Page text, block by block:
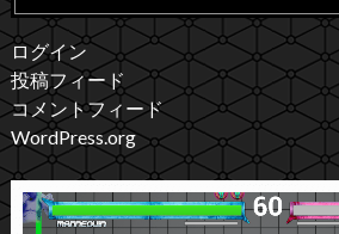
ログイン
投稿フィード
コメントフィード
WordPress.org